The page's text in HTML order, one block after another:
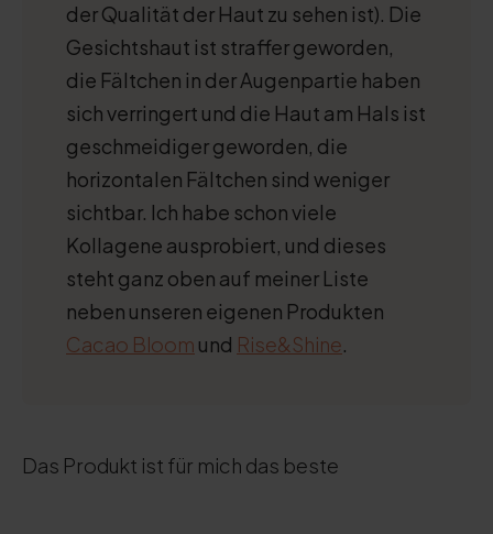
der Qualität der Haut zu sehen ist). Die
Gesichtshaut ist straffer geworden,
die Fältchen in der Augenpartie haben
sich verringert und die Haut am Hals ist
geschmeidiger geworden, die
horizontalen Fältchen sind weniger
sichtbar. Ich habe schon viele
Kollagene ausprobiert, und dieses
steht ganz oben auf meiner Liste
neben unseren eigenen Produkten
Cacao Bloom und Rise&Shine.
Das Produkt ist für mich das beste